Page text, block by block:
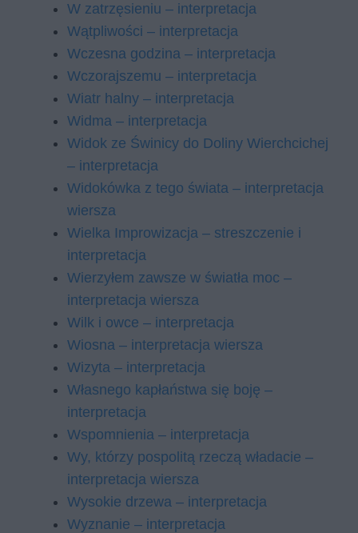
W zatrzęsieniu – interpretacja
Wątpliwości – interpretacja
Wczesna godzina – interpretacja
Wczorajszemu – interpretacja
Wiatr halny – interpretacja
Widma – interpretacja
Widok ze Świnicy do Doliny Wierchcichej
– interpretacja
Widokówka z tego świata – interpretacja
wiersza
Wielka Improwizacja – streszczenie i
interpretacja
Wierzyłem zawsze w światła moc –
interpretacja wiersza
Wilk i owce – interpretacja
Wiosna – interpretacja wiersza
Wizyta – interpretacja
Własnego kapłaństwa się boję –
interpretacja
Wspomnienia – interpretacja
Wy, którzy pospolitą rzeczą władacie –
interpretacja wiersza
Wysokie drzewa – interpretacja
Wyznanie – interpretacja